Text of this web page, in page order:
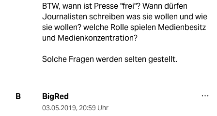
BTW, wann ist Presse "frei"? Wann dürfen
Journalisten schreiben was sie wollen und wie
sie wollen? welche Rolle spielen Medienbesitz
und Medienkonzentration?
Solche Fragen werden selten gestellt.
B BigRed
03.05.2019, 20:59 Uhr